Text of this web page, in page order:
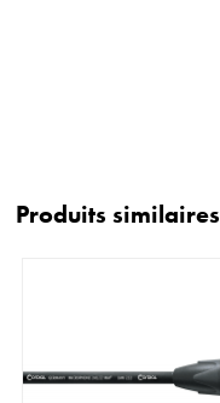
Produits similaires